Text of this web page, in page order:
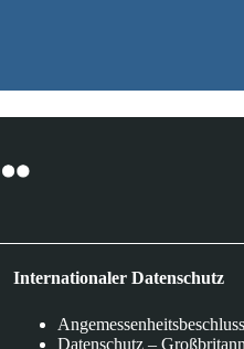
Internationaler Datenschutz
Angemessenheitsbeschluss
Datenschutz –